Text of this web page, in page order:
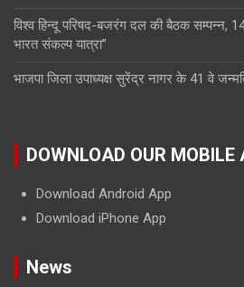
विश्व हिन्दू परिषद-बजरंग दल की बैठक सम्पन्न,
भारत संकल्प यात्रा”
भाजपा जिला उपाध्यक्ष सुरेंद्र नागर के 41 वे
DOWNLOAD OUR MOBILE
Download Android App
Download iPhone App
News